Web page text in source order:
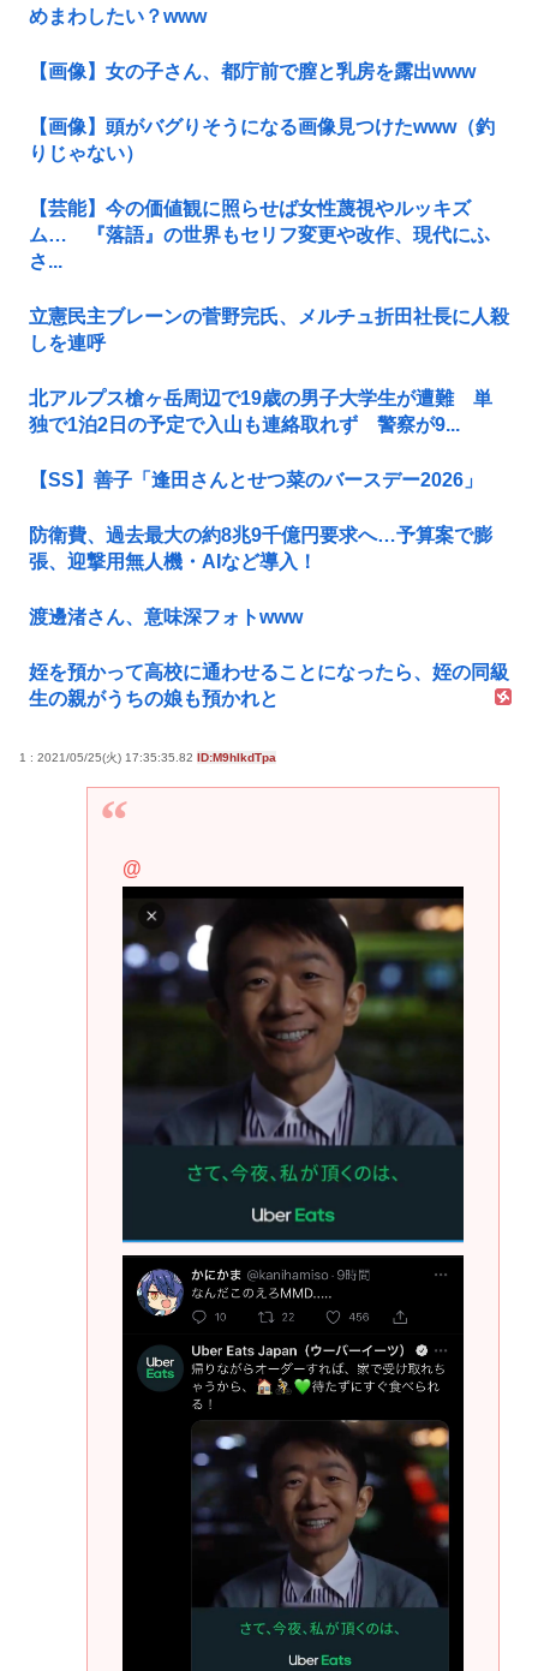
めまわしたい？www
【画像】女の子さん、都庁前で膣と乳房を露出www
【画像】頭がバグりそうになる画像見つけたwww（釣
りじゃない）
【芸能】今の価値観に照らせば女性蔑視やルッキズ
ム… 『落語』の世界もセリフ変更や改作、現代にふ
さ...
立憲民主ブレーンの菅野完氏、メルチュ折田社長に人殺
しを連呼
北アルプス槍ヶ岳周辺で19歳の男子大学生が遭難 単
独で1泊2日の予定で入山も連絡取れず 警察が9...
【SS】善子「逢田さんとせつ菜のバースデー2026」
防衛費、過去最大の約8兆9千億円要求へ…予算案で膨
張、迎撃用無人機・AIなど導入！
渡邊渚さん、意味深フォトwww
姪を預かって高校に通わせることになったら、姪の同級
生の親がうちの娘も預かれと
1 : 2021/05/25(火) 17:35:35.82 ID:M9hIkdTpa
@